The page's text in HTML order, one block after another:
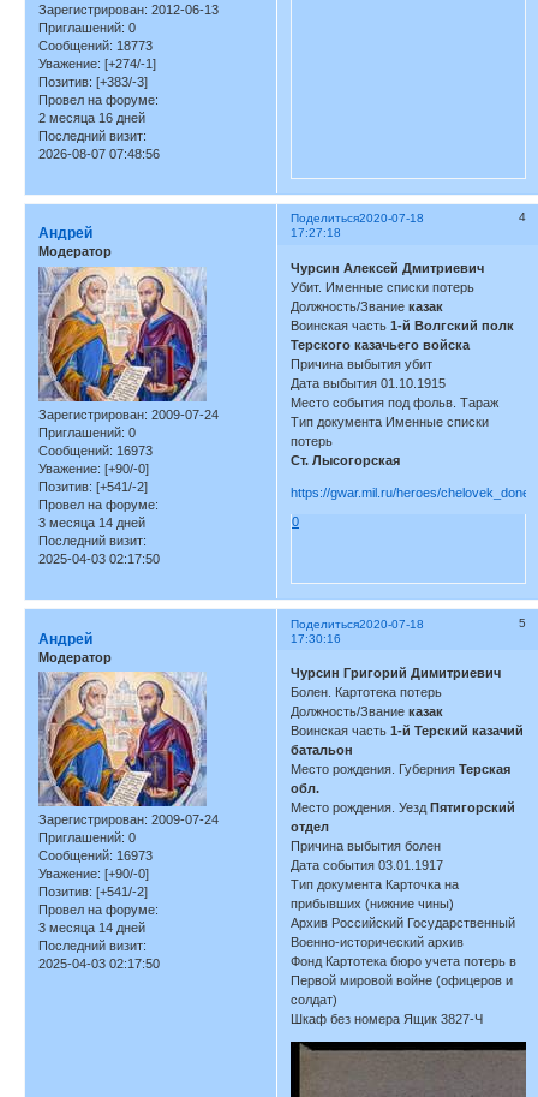
Зарегистрирован: 2012-06-13
Приглашений: 0
Сообщений: 18773
Уважение: [+274/-1]
Позитив: [+383/-3]
Провел на форуме:
2 месяца 16 дней
Последний визит:
2026-08-07 07:48:56
Поделиться 4
2020-07-18
17:27:18
Андрей
Модератор
Зарегистрирован: 2009-07-24
Приглашений: 0
Сообщений: 16973
Уважение: [+90/-0]
Позитив: [+541/-2]
Провел на форуме:
3 месяца 14 дней
Последний визит:
2025-04-03 02:17:50
Чурсин Алексей Дмитриевич
Убит. Именные списки потерь
Должность/Званиеказак
Воинская часть1-й Волгский полк
Терского казачьего войска
Причина выбытия убит
Дата выбытия 01.10.1915
Место события под фольв. Тараж
Тип документа Именные списки
потерь
Ст. Лысогорская
https://gwar.mil.ru/heroes/
0
Поделиться 5
2020-07-18
17:30:16
Андрей
Модератор
Зарегистрирован: 2009-07-24
Приглашений: 0
Сообщений: 16973
Уважение: [+90/-0]
Позитив: [+541/-2]
Провел на форуме:
3 месяца 14 дней
Последний визит:
2025-04-03 02:17:50
Чурсин Григорий Димитриевич
Болен. Картотека потерь
Должность/Званиеказак
Воинская часть1-й Терский казачий
батальон
Место рождения. ГубернияТерская
обл.
Место рождения. УездПятигорский
отдел
Причина выбытия болен
Дата события 03.01.1917
Тип документа Карточка на
прибывших (нижние чины)
Архив Российский Государственный
Военно-исторический архив
Фонд Картотека бюро учета потерь в
Первой мировой войне (офицеров и
солдат)
Шкаф без номера Ящик 3827-Ч